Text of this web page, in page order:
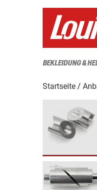
BEKLEIDUNG &
Startseite